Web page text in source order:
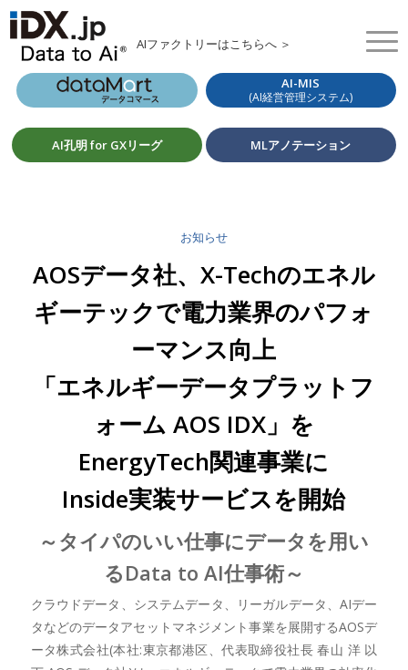
AIファクトリーはこちらへ ＞
AI-MIS
(AI経営管理システム)
AI孔明 for GXリーグ MLアノテーション
お知らせ
AOSデータ社、X-Techのエネル
ギーテックで電力業界のパフォ
ーマンス向上
「エネルギーデータプラットフ
ォーム AOS IDX」を
EnergyTech関連事業に
Inside実装サービスを開始
～タイパのいい仕事にデータを用い
るData to AI仕事術～
クラウドデータ、システムデータ、リーガルデータ、AIデー
タなどのデータアセットマネジメント事業を展開するAOSデ
ータ株式会社(本社:東京都港区、代表取締役社長 春山 洋 以